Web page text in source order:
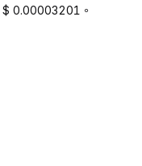
0.00003201。